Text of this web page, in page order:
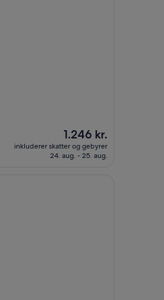
Prisen
er
1.246 kr.
1.246 kr.
inkluderer skatter og gebyrer
24. aug. - 25. aug.